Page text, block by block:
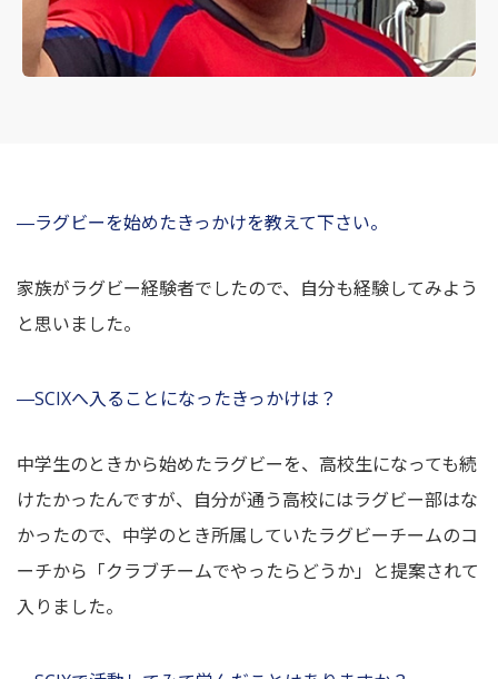
―ラグビーを始めたきっかけを教えて下さい。
家族がラグビー経験者でしたので、自分も経験してみよう
と思いました。
―SCIXへ入ることになったきっかけは？
中学生のときから始めたラグビーを、高校生になっても続
けたかったんですが、自分が通う高校にはラグビー部はな
かったので、中学のとき所属していたラグビーチームのコ
ーチから「クラブチームでやったらどうか」と提案されて
入りました。